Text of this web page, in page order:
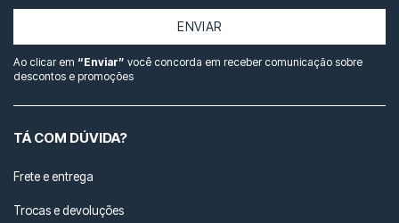
ENVIAR
Ao clicar em “Enviar” você concorda em receber comunicação sobre
descontos e promoções
TÁ COM DÚVIDA?
Frete e entrega
Trocas e devoluções